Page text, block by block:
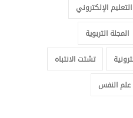
التعليم الإلكتروني
المجلة التربوية
تشتت الانتباه
علم النفس